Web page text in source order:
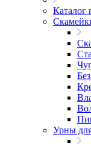
Каталог
Урны